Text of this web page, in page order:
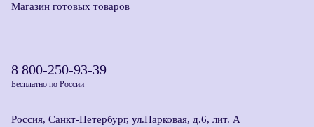
Магазин готовых товаров
8 800-250-93-39
Бесплатно по России
Россия, Санкт-Петербург, ул.Парковая, д.6, лит. А